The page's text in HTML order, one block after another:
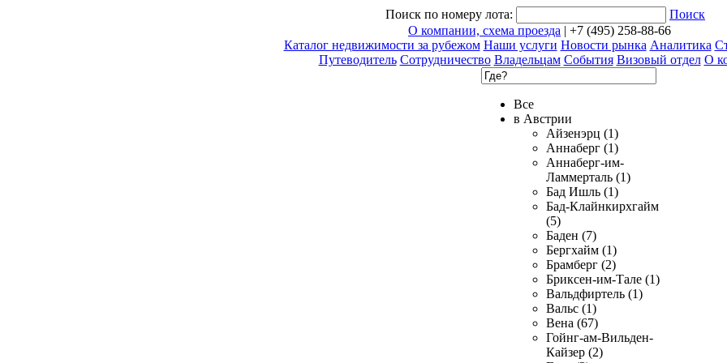
Поиск по номеру лота:
Поиск
О компании, схема проезда | +7 (495) 258-88-66
Каталог недвижимости за рубежом Наши услуги Новости рынка Аналитика
Путеводитель Сотрудничество Владельцам События Визовый отдел О
Все
в Австрии
Айзенэрц (1)
Аннаберг (1)
Аннаберг-им-
Ламмерталь (1)
Бад Ишль (1)
Бад-Клайнкирхгайм
(5)
Баден (7)
Бергхайм (1)
Брамберг (2)
Бриксен-им-Тале (1)
Вальдфиртель (1)
Вальс (1)
Вена (67)
Гойнг-ам-Вильден-
Кайзер (2)